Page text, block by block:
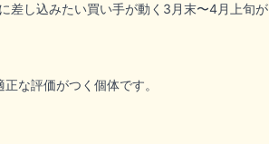
差し込みたい買い手が動く3月末〜4月上旬
な評価がつく個体です。